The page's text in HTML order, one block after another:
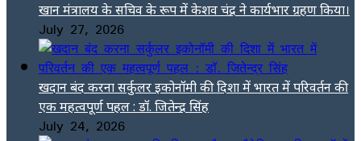
खान मंत्रालय के सचिव के रूप में केशव चंद्र ने कार्यभार ग्रहण किया।
July 27, 2026
खदान बंद करना सर्कुलर इकोनॉमी की दिशा में भारत में परिवर्तन की
एक महत्वपूर्ण पहल : डॉ. जितेन्द्र सिंह
July 24, 2026